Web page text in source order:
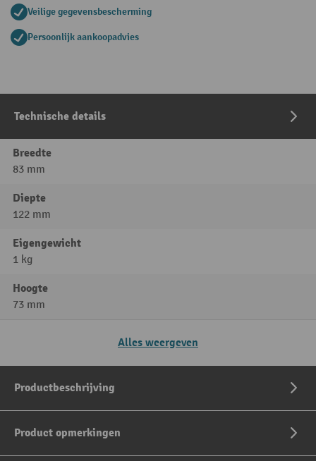
Veilige gegevensbescherming
Persoonlijk aankoopadvies
Technische details
Breedte
83 mm
Diepte
122 mm
Eigengewicht
1 kg
Hoogte
73 mm
Alles weergeven
Productbeschrijving
Product opmerkingen